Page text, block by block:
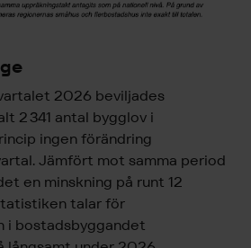
2026 beviljades
2 341 antal bygglov i
ingen förändring
. Jämfört mot samma period
en minskning på runt 12
talar för
i bostadsbyggandet